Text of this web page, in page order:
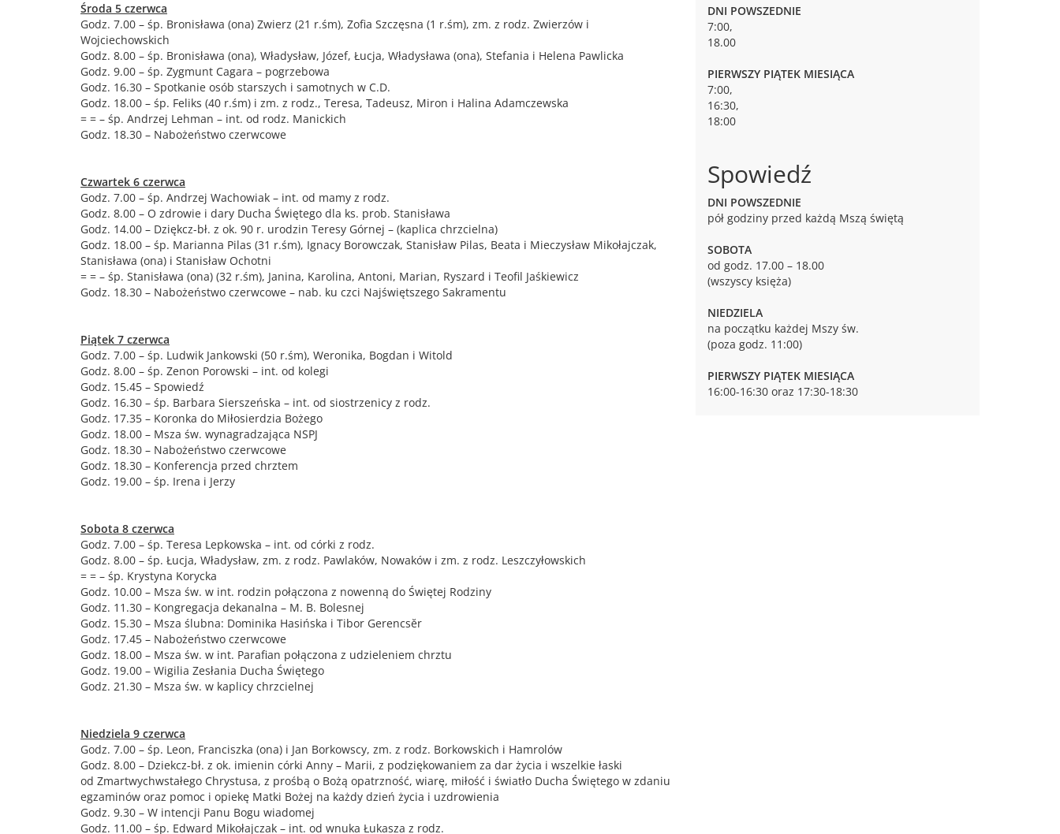
Środa 5 czerwca
Godz. 7.00 – śp. Bronisława (ona) Zwierz (21 r.śm), Zofia Szczęsna (1 r.śm), zm. z rodz. Zwierzów i
Wojciechowskich
Godz. 8.00 – śp. Bronisława (ona), Władysław, Józef, Łucja, Władysława (ona), Stefania i Helena Pawlicka
Godz. 9.00 – śp. Zygmunt Cagara – pogrzebowa
Godz. 16.30 – Spotkanie osób starszych i samotnych w C.D.
Godz. 18.00 – śp. Feliks (40 r.śm) i zm. z rodz., Teresa, Tadeusz, Miron i Halina Adamczewska
= = – śp. Andrzej Lehman – int. od rodz. Manickich
Godz. 18.30 – Nabożeństwo czerwcowe
Czwartek 6 czerwca
Godz. 7.00 – śp. Andrzej Wachowiak – int. od mamy z rodz.
Godz. 8.00 – O zdrowie i dary Ducha Świętego dla ks. prob. Stanisława
Godz. 14.00 – Dziękcz-bł. z ok. 90 r. urodzin Teresy Górnej – (kaplica chrzcielna)
Godz. 18.00 – śp. Marianna Pilas (31 r.śm), Ignacy Borowczak, Stanisław Pilas, Beata i Mieczysław Mikołajczak,
Stanisława (ona) i Stanisław Ochotni
= = – śp. Stanisława (ona) (32 r.śm), Janina, Karolina, Antoni, Marian, Ryszard i Teofil Jaśkiewicz
Godz. 18.30 – Nabożeństwo czerwcowe – nab. ku czci Najświętszego Sakramentu
Piątek 7 czerwca
Godz. 7.00 – śp. Ludwik Jankowski (50 r.śm), Weronika, Bogdan i Witold
Godz. 8.00 – śp. Zenon Porowski – int. od kolegi
Godz. 15.45 – Spowiedź
Godz. 16.30 – śp. Barbara Sierszeńska – int. od siostrzenicy z rodz.
Godz. 17.35 – Koronka do Miłosierdzia Bożego
Godz. 18.00 – Msza św. wynagradzająca NSPJ
Godz. 18.30 – Nabożeństwo czerwcowe
Godz. 18.30 – Konferencja przed chrztem
Godz. 19.00 – śp. Irena i Jerzy
Sobota 8 czerwca
Godz. 7.00 – śp. Teresa Lepkowska – int. od córki z rodz.
Godz. 8.00 – śp. Łucja, Władysław, zm. z rodz. Pawlaków, Nowaków i zm. z rodz. Leszczyłowskich
= = – śp. Krystyna Korycka
Godz. 10.00 – Msza św. w int. rodzin połączona z nowenną do Świętej Rodziny
Godz. 11.30 – Kongregacja dekanalna – M. B. Bolesnej
Godz. 15.30 – Msza ślubna: Dominika Hasińska i Tibor Gerencsĕr
Godz. 17.45 – Nabożeństwo czerwcowe
Godz. 18.00 – Msza św. w int. Parafian połączona z udzieleniem chrztu
Godz. 19.00 – Wigilia Zesłania Ducha Świętego
Godz. 21.30 – Msza św. w kaplicy chrzcielnej
Niedziela 9 czerwca
Godz. 7.00 – śp. Leon, Franciszka (ona) i Jan Borkowscy, zm. z rodz. Borkowskich i Hamrolów
Godz. 8.00 – Dziekcz-bł. z ok. imienin córki Anny – Marii, z podziękowaniem za dar życia i wszelkie łaski
od Zmartwychwstałego Chrystusa, z prośbą o Bożą opatrzność, wiarę, miłość i światło Ducha Świętego w zdaniu
egzaminów oraz pomoc i opiekę Matki Bożej na każdy dzień życia i uzdrowienia
Godz. 9.30 – W intencji Panu Bogu wiadomej
Godz. 11.00 – śp. Edward Mikołajczak – int. od wnuka Łukasza z rodz.
DNI POWSZEDNIE
7:00,
18.00
PIERWSZY PIĄTEK MIESIĄCA
7:00,
16:30,
18:00
Spowiedź
DNI POWSZEDNIE
pół godziny przed każdą Mszą świętą
SOBOTA
od godz. 17.00 – 18.00
(wszyscy księża)
NIEDZIELA
na początku każdej Mszy św.
(poza godz. 11:00)
PIERWSZY PIĄTEK MIESIĄCA
16:00-16:30 oraz 17:30-18:30